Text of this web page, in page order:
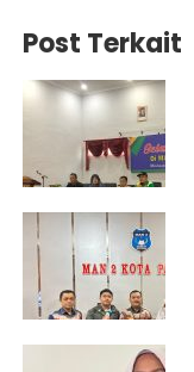
Post Terkait